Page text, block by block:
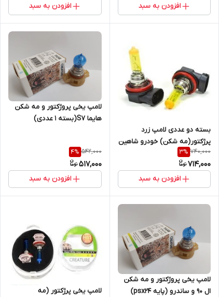
افزودن به سبد افزودن به سبد
بسته دو عددی لامپ زرد
پرژکتور(مه شکن) خودرو شاهین
(پایه H11)
740,000
3%
714,000
افزودن به سبد
لامپ یخی پروژکتور و مه شکن
هایما S7(بسته ۱ عددی)
542,000
4%
517,000
افزودن به سبد
لامپ یخی پروژکتور و مه شکن
ال ۹۰ و ساندرو (پایه psx24)
لامپ یخی پرژکتور (مه